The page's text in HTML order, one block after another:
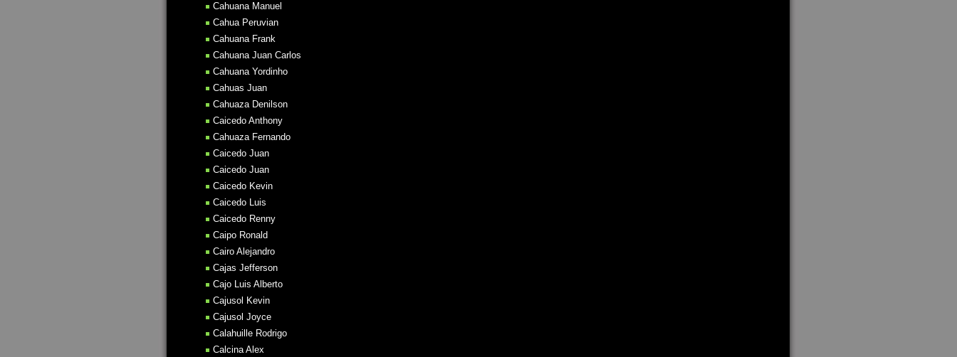
Cahuana Manuel
Cahua Peruvian
Cahuana Frank
Cahuana Juan Carlos
Cahuana Yordinho
Cahuas Juan
Cahuaza Denilson
Caicedo Anthony
Cahuaza Fernando
Caicedo Juan
Caicedo Juan
Caicedo Kevin
Caicedo Luis
Caicedo Renny
Caipo Ronald
Cairo Alejandro
Cajas Jefferson
Cajo Luis Alberto
Cajusol Kevin
Cajusol Joyce
Calahuille Rodrigo
Calcina Alex